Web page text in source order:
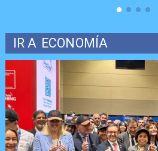
IR A ECONOMÍA